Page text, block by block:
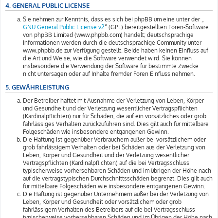
4. GENERAL PUBLIC LICENSE
Sie nehmen zur Kenntnis, dass es sich bei phpBB um eine unter der „
GNU General Public License v2“ (GPL) bereitgestellten Foren-Software
von phpBB Limited (www.phpbb.com) handelt; deutschsprachige
Informationen werden durch die deutschsprachige Community unter
www.phpbb.de zur Verfügung gestellt. Beide haben keinen Einfluss auf
die Art und Weise, wie die Software verwendet wird. Sie können
insbesondere die Verwendung der Software für bestimmte Zwecke
nicht untersagen oder auf Inhalte fremder Foren Einfluss nehmen.
5. GEWÄHRLEISTUNG
Der Betreiber haftet mit Ausnahme der Verletzung von Leben, Körper
und Gesundheit und der Verletzung wesentlicher Vertragspflichten
(Kardinalpflichten) nur für Schäden, die auf ein vorsätzliches oder grob
fahrlässiges Verhalten zurückzuführen sind. Dies gilt auch für mittelbare
Folgeschäden wie insbesondere entgangenen Gewinn.
Die Haftung ist gegenüber Verbrauchern außer bei vorsätzlichem oder
grob fahrlässigem Verhalten oder bei Schäden aus der Verletzung von
Leben, Körper und Gesundheit und der Verletzung wesentlicher
Vertragspflichten (Kardinalpflichten) auf die bei Vertragsschluss
typischerweise vorhersehbaren Schäden und im übrigen der Höhe nach
auf die vertragstypischen Durchschnittsschäden begrenzt. Dies gilt auch
für mittelbare Folgeschäden wie insbesondere entgangenen Gewinn.
Die Haftung ist gegenüber Unternehmern außer bei der Verletzung von
Leben, Körper und Gesundheit oder vorsätzlichem oder grob
fahrlässigem Verhalten des Betreibers auf die bei Vertragsschluss